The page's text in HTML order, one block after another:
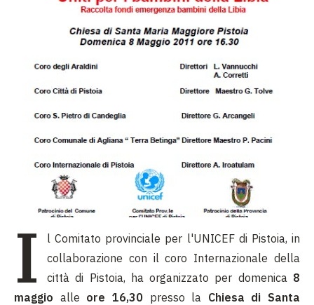
I
l Comitato provinciale per l'UNICEF di Pistoia, in
collaborazione con il coro Internazionale della
città di Pistoia, ha organizzato per domenica 8
maggio alle ore 16,30presso la Chiesa di Santa